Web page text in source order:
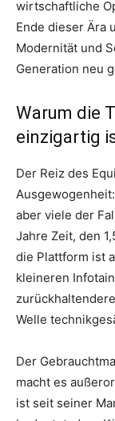
wirtschaftliche
Ende dieser Ära
Modernität und
Generation neu
Warum die
einzigartig
Der Reiz des
aber viele der
Jahre Zeit, den
die Plattform ist
kleineren
Welle
Der
macht es
ist seit seiner